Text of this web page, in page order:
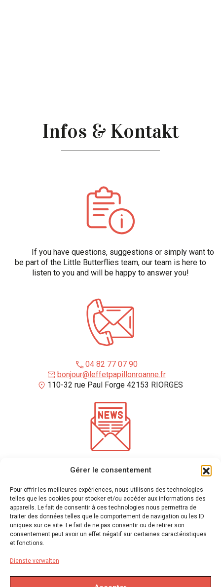
Gérer le consentement
Pour offrir les meilleures expériences, nous utilisons des technologies
telles que les cookies pour stocker et/ou accéder aux informations des
appareils. Le fait de consentir à ces technologies nous permettra de
traiter des données telles que le comportement de navigation ou les ID
uniques sur ce site. Le fait de ne pas consentir ou de retirer son
consentement peut avoir un effet négatif sur certaines caractéristiques
et fonctions.
Dienste verwalten
Infos & Kontakt
If you have questions, suggestions or simply want to
be part of the Little Butterflies team, our team is here to
listen to you and will be happy to answer you!
04 82 77 07 90
bonjour@leffetpapillonroanne.fr
110-32 rue Paul Forge 42153 RIORGES
Pflichtfelder
Geben Sie Ihre E-Mail-Adresse ein, um unseren Newsletter
zu erhalten
Wir verwenden mailchimp für den Versand von Newslettern(Siehe hier ihre
Datenschutzerklärung)
. Sie können sich jederzeit abmelden, indem Sie auf den Link in der
Fußzeile unserer E-Mails klicken. Für weitere Informationen besuchen Sie bitteunsere
Datenschutzerklärung.